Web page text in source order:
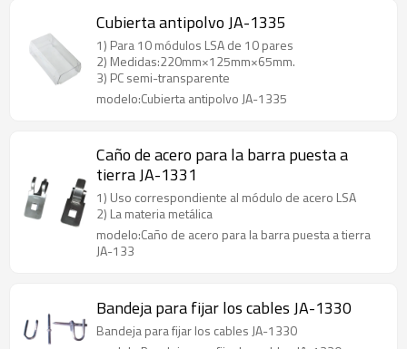
Cubierta antipolvo JA-1335
1) Para 10 módulos LSA de 10 pares
2) Medidas:220mm×125mm×65mm.
3) PC semi-transparente
modelo:Cubierta antipolvo JA-1335
Caño de acero para la barra puesta a
tierra JA-1331
1) Uso correspondiente al módulo de acero LSA
2) La materia metálica
modelo:Caño de acero para la barra puesta a tierra
JA-133
Bandeja para fijar los cables JA-1330
Bandeja para fijar los cables JA-1330